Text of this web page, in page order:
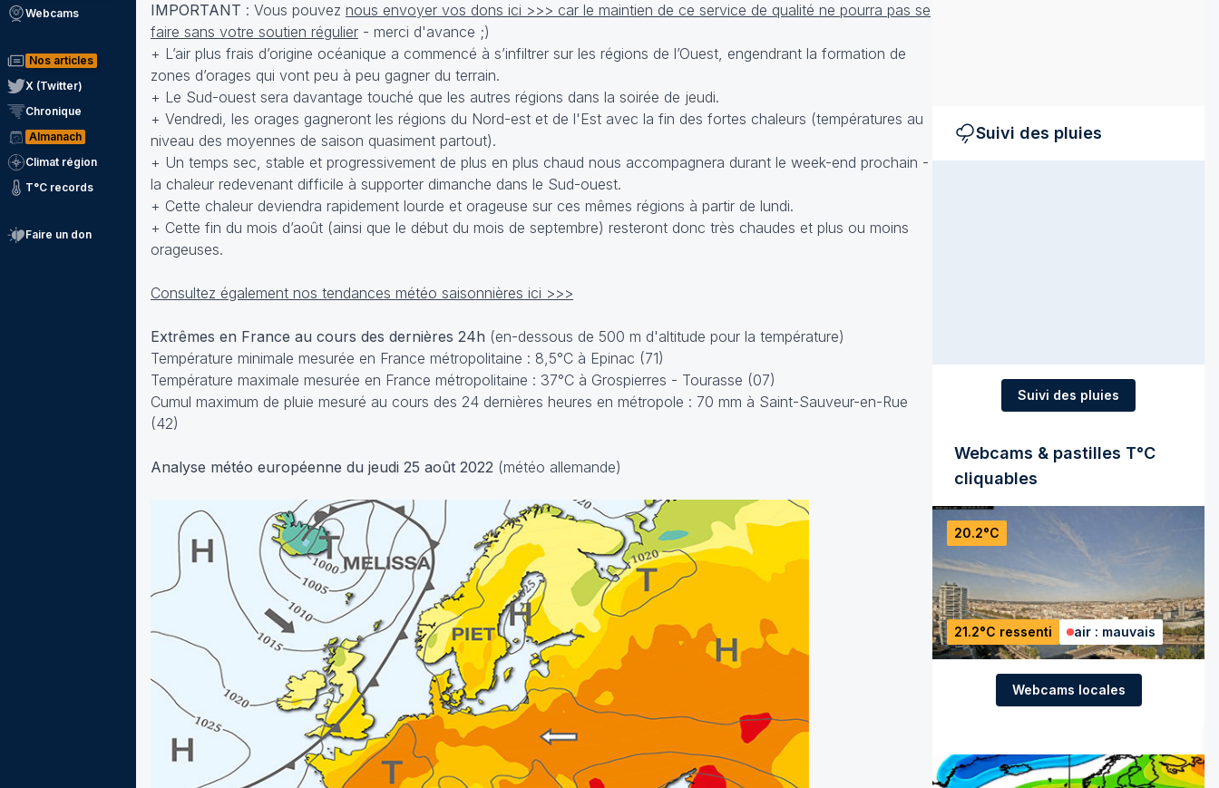
Webcams
Nos articles
X (Twitter)
Chronique
Almanach
Climat région
T°C records
Faire un don
IMPORTANT : Vous pouvez nous envoyer vos dons ici >>> car le maintien de ce service de qualité ne pourra pas se
faire sans votre soutien régulier - merci d'avance ;)
+ L’air plus frais d’origine océanique a commencé à s’infiltrer sur les régions de l’Ouest, engendrant la formation de
zones d’orages qui vont peu à peu gagner du terrain.
+ Le Sud-ouest sera davantage touché que les autres régions dans la soirée de jeudi.
+ Vendredi, les orages gagneront les régions du Nord-est et de l'Est avec la fin des fortes chaleurs (températures au
niveau des moyennes de saison quasiment partout).
+ Un temps sec, stable et progressivement de plus en plus chaud nous accompagnera durant le week-end prochain -
la chaleur redevenant difficile à supporter dimanche dans le Sud-ouest.
+ Cette chaleur deviendra rapidement lourde et orageuse sur ces mêmes régions à partir de lundi.
+ Cette fin du mois d’août (ainsi que le début du mois de septembre) resteront donc très chaudes et plus ou moins
orageuses.
Consultez également nos tendances météo saisonnières ici >>>
Extrêmes en France au cours des dernières 24h (en-dessous de 500 m d'altitude pour la température)
Température minimale mesurée en France métropolitaine : 8,5°C à Epinac (71)
Température maximale mesurée en France métropolitaine : 37°C à Grospierres - Tourasse (07)
Cumul maximum de pluie mesuré au cours des 24 dernières heures en métropole : 70 mm à Saint-Sauveur-en-Rue
(42)
Analyse météo européenne du jeudi 25 août 2022 (météo allemande)
Suivi des pluies
Suivi des pluies
Webcams & pastilles T°C
cliquables
20.2°C
21.2°C ressenti air : mauvais
Webcams locales